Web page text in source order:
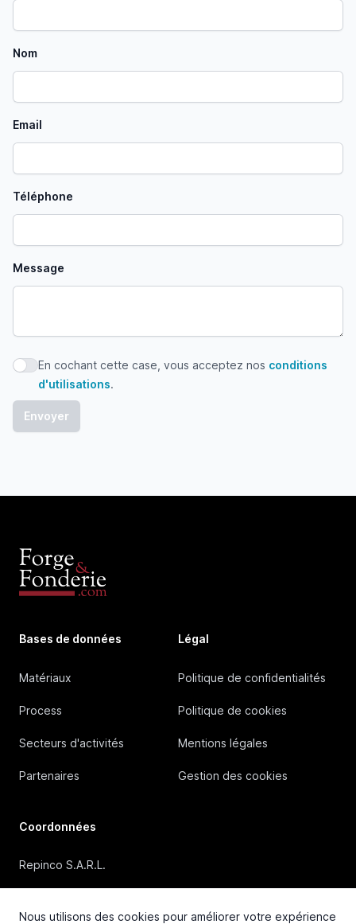
Nous utilisons des cookies pour améliorer votre expérience
Nom
Email
Téléphone
Message
En cochant cette case, vous acceptez nos conditions
En cochant cette case, vous acceptez nos conditions
d'utilisations.
Bases de données
Matériaux
Process
Secteurs d'activités
Partenaires
Légal
Politique de confidentialités
Politique de cookies
Mentions légales
Gestion des cookies
Coordonnées
Repinco S.A.R.L.